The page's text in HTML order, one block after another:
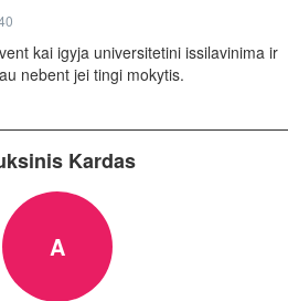
kai igyja universitetini issilavinima ir
nebent jei tingi mokytis.
Kardas
A